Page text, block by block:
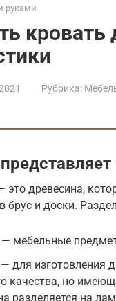
руками
Рубрика:
это древесина,
брус и доски.
мебельные
для изготовления
качества, но
разделяется на